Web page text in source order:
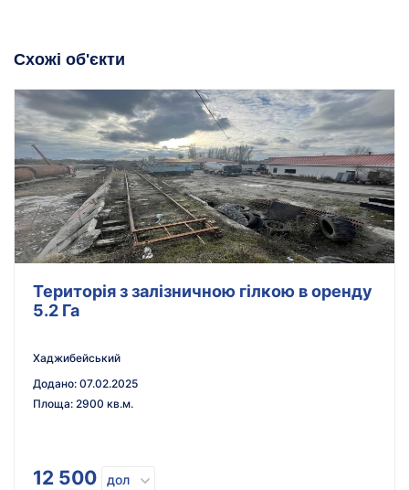
Схожі об'єкти
Територія з залізничною гілкою в оренду
5.2 Га
Хаджибейський
Додано: 07.02.2025
Площа: 2900 кв.м.
12 500 дол